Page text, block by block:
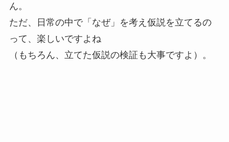
ん。
ただ、日常の中で「なぜ」を考え仮説を立てるの
って、楽しいですよね
（もちろん、立てた仮説の検証も大事ですよ）。